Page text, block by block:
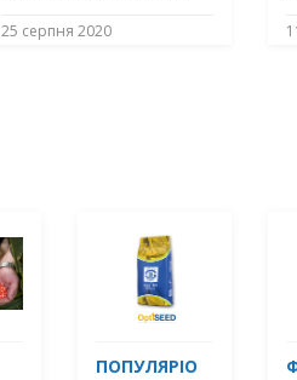
25 серпня 2020
ПОПУЛЯРІО